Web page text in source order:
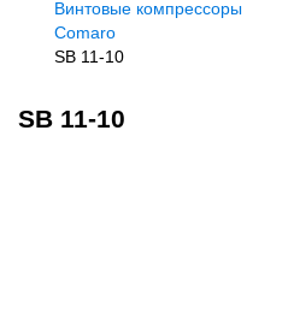
Винтовые компрессоры
Comaro
SB 11-10
SB 11-10